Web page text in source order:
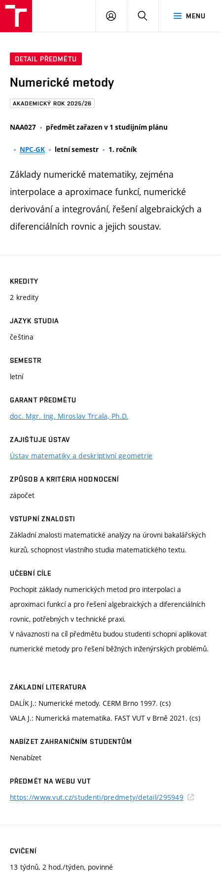
Brno
MENU
PŘIHLÁSIT
DETAIL PŘEDMĚTU
Numerické metody
AKADEMICKÝ ROK 2025/26
NAA027 předmět zařazen v 1 studijním plánu
NPC-GK letní semestr 1. ročník
Základy numerické matematiky, zejména
interpolace a aproximace funkcí, numerické
derivování a integrování, řešení algebraických a
diferenciálních rovnic a jejich soustav.
KREDITY
2 kredity
JAZYK STUDIA
čeština
SEMESTR
letní
GARANT PŘEDMĚTU
doc. Mgr. Ing. Miroslav Trcala, Ph.D.
ZAJIŠŤUJE ÚSTAV
Ústav matematiky a deskriptivní geometrie
ZPŮSOB A KRITÉRIA HODNOCENÍ
zápočet
VSTUPNÍ ZNALOSTI
Základní znalosti matematické analýzy na úrovni bakalářských
kurzů, schopnost vlastního studia matematického textu.
UČEBNÍ CÍLE
Pochopit základy numerických metod pro interpolaci a
aproximaci funkcí a pro řešení algebraických a diferenciálních
rovnic, potřebných v technické praxi.
V návaznosti na cíl předmětu budou studenti schopni aplikovat
numerické metody pro řešení běžných inženýrských problémů.
ZÁKLADNÍ LITERATURA
DALÍK J.: Numerické metody. CERM Brno 1997. (cs)
VALA J.: Numerická matematika. FAST VUT v Brně 2021. (cs)
NABÍZET ZAHRANIČNÍM STUDENTŮM
Nenabízet
PŘEDMĚT NA WEBU VUT
https://www.vut.cz/studenti/predmety/detail/295949
CVIČENÍ
13 týdnů, 2 hod./týden, povinné